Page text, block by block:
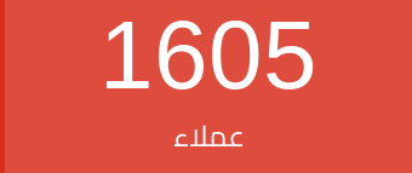
1605
عملاء